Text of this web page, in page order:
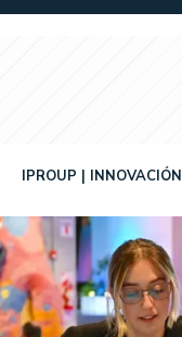
IPROUP INNOVACIÓN